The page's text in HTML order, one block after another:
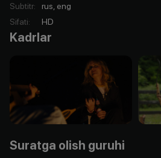
Subtitr:
rus, eng
Sifati: HD
Kadrlar
Suratga olish guruhi